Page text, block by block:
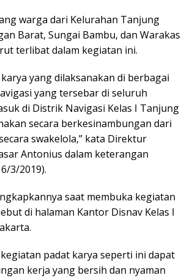
warga dari Kelurahan Tanjung
Barat, Sungai Bambu, dan Warakas
terlibat dalam kegiatan ini.
yang dilaksanakan di berbagai
yang tersebar di seluruh
di Distrik Navigasi Kelas I Tanjung
secara berkesinambungan dari
swakelola,” kata Direktur
Antonius dalam keterangan
3/2019).
saat membuka kegiatan
di halaman Kantor Disnav Kelas I
padat karya seperti ini dapat
kerja yang bersih dan nyaman